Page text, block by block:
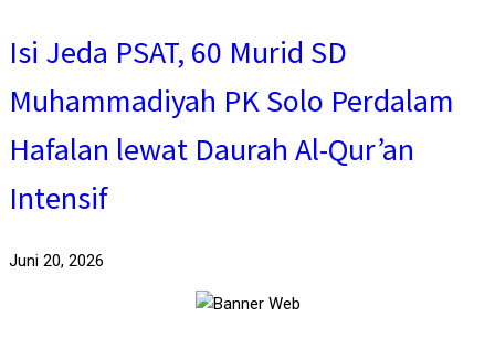
Isi Jeda PSAT, 60 Murid SD
Muhammadiyah PK Solo Perdalam
Hafalan lewat Daurah Al-Qur’an
Intensif
Juni 20, 2026